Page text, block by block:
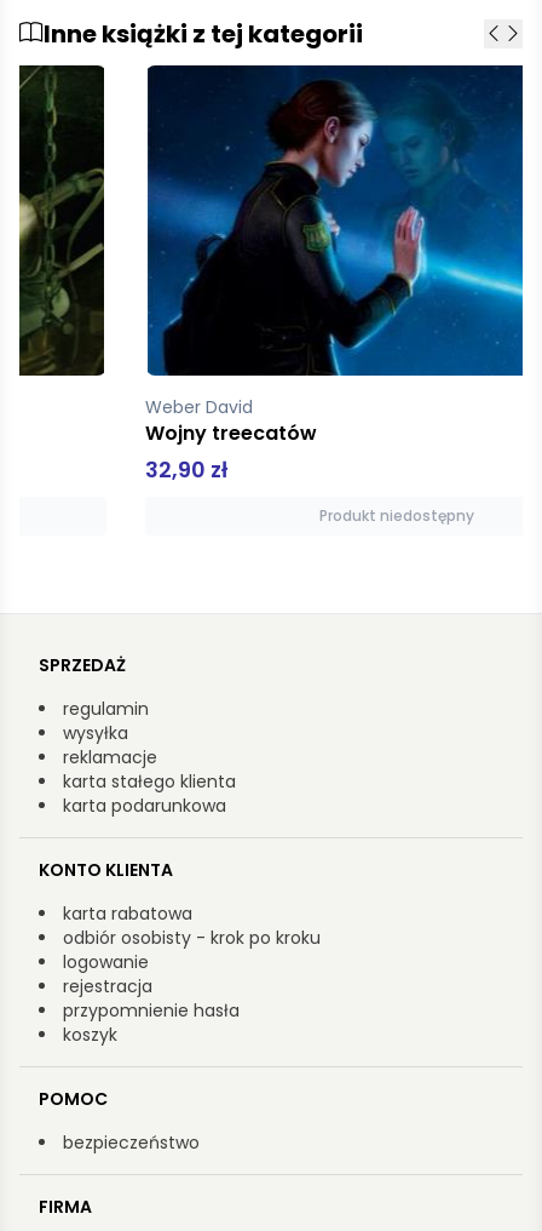
Inne książki z tej kategorii
Wojny treecatów
Produkt niedostępny
SPRZEDAŻ
regulamin
wysyłka
reklamacje
karta stałego klienta
karta podarunkowa
KONTO KLIENTA
karta rabatowa
odbiór osobisty - krok po kroku
logowanie
rejestracja
przypomnienie hasła
koszyk
POMOC
bezpieczeństwo
FIRMA